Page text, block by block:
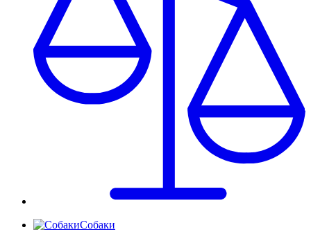
Собаки